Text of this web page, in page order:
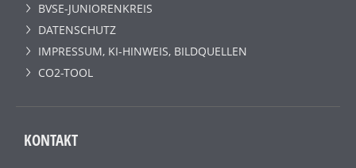
BVSE-JUNIORENKREIS
DATENSCHUTZ
IMPRESSUM, KI-HINWEIS, BILDQUELLEN
CO2-TOOL
KONTAKT